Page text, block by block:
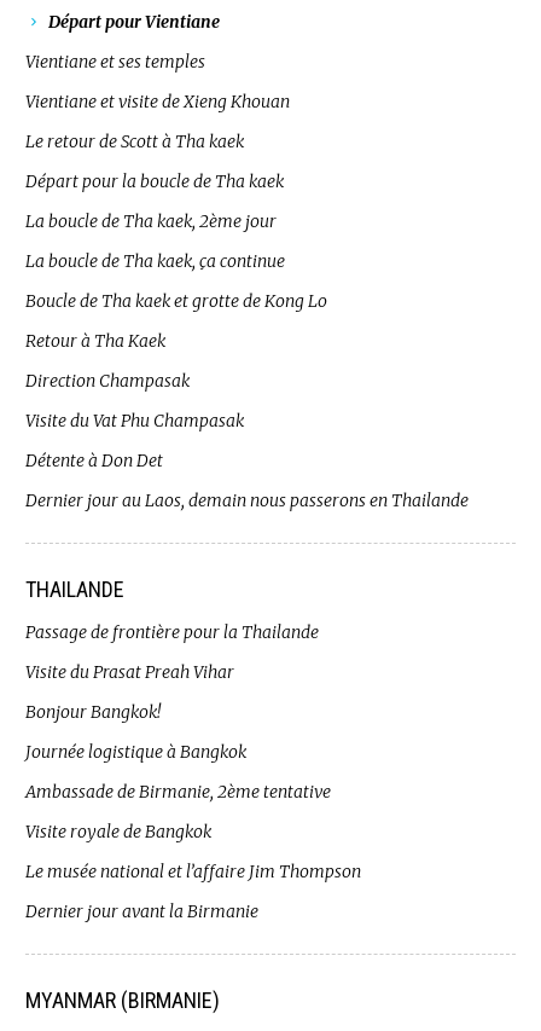
Départ pour Vientiane
Vientiane et ses temples
Vientiane et visite de Xieng Khouan
Le retour de Scott à Tha kaek
Départ pour la boucle de Tha kaek
La boucle de Tha kaek, 2ème jour
La boucle de Tha kaek, ça continue
Boucle de Tha kaek et grotte de Kong Lo
Retour à Tha Kaek
Direction Champasak
Visite du Vat Phu Champasak
Détente à Don Det
Dernier jour au Laos, demain nous passerons en Thailande
THAILANDE
Passage de frontière pour la Thailande
Visite du Prasat Preah Vihar
Bonjour Bangkok!
Journée logistique à Bangkok
Ambassade de Birmanie, 2ème tentative
Visite royale de Bangkok
Le musée national et l’affaire Jim Thompson
Dernier jour avant la Birmanie
MYANMAR (BIRMANIE)